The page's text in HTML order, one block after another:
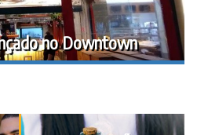
no Downtown